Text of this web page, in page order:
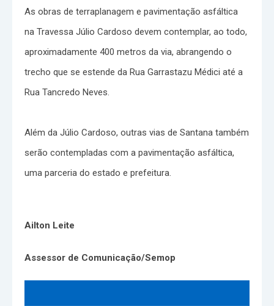
As obras de terraplanagem e pavimentação asfáltica
na Travessa Júlio Cardoso devem contemplar, ao todo,
aproximadamente 400 metros da via, abrangendo o
trecho que se estende da Rua Garrastazu Médici até a
Rua Tancredo Neves.
Além da Júlio Cardoso, outras vias de Santana também
serão contempladas com a pavimentação asfáltica,
uma parceria do estado e prefeitura.
Ailton Leite
Assessor de Comunicação/Semop